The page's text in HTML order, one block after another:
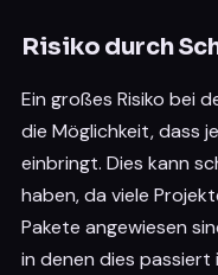
Risiko durch
Ein großes Risiko bei
die Möglichkeit, dass
einbringt. Dies kann
haben, da viele
Pakete angewiesen
in denen dies passiert